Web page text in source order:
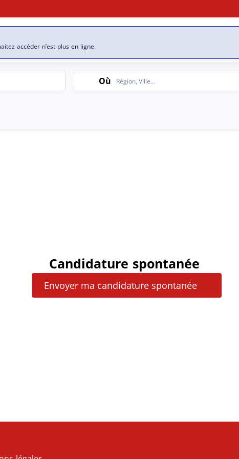
accéder n’est plus en ligne.
Search
Où
Candidature spontanée
Envoyer ma candidature spontanée